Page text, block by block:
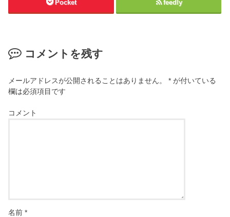
Pocket feedly
コメントを残す
メールアドレスが公開されることはありません。 * が付いている
欄は必須項目です
コメント
名前*